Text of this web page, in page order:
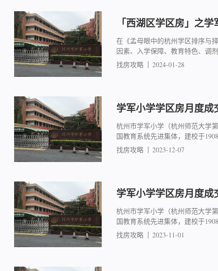
「西湖区学区房」之
在《孟母眼中的杭州学区排序与
因素、入学保障、教育特色、调
找房攻略
2024-01-28
学军小学学区房月度成
杭州市学军小学（杭州师范大学
国教育系统先进集体，建校于
找房攻略
2023-12-07
学军小学学区房月度成
杭州市学军小学（杭州师范大学
国教育系统先进集体，建校于
找房攻略
2023-11-01